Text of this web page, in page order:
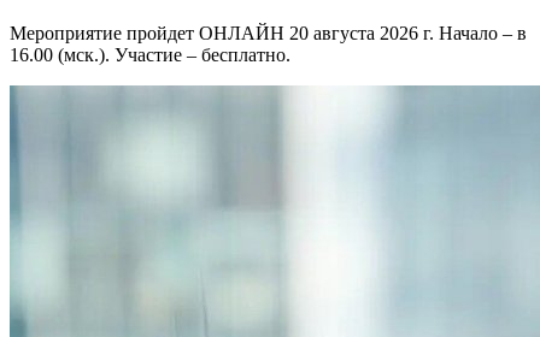
Мероприятие пройдет ОНЛАЙН 20 августа 2026 г. Начало – в
16.00 (мск.). Участие – бесплатно.